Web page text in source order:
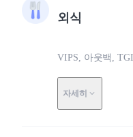
외식
VIPS, 아웃백,
자세히